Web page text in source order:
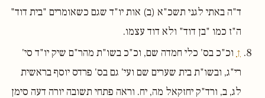
ד"ה באתי לגני תשכ"א (ב) אות יו"ד שגם כשאומרים "בית דוד"
ה"ז כמו "בן דוד" ולא דוד עצמו.
↑ וכ"כ בס' כלי חמדה שם, וכ"כ בשו"ת מהר"ם שיק יו"ד סי'
רי"ג, ובשו"ת בית שערים שם ועי' גם בס' פרדס יוסף בראשית
לג, ב, ורד"ק יחזקאל מה, יח. וראה פתחי תשובה יורה דעה סימן